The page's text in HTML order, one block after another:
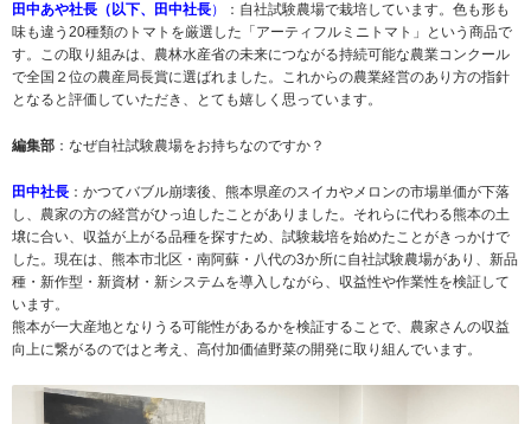
田中あや社長（以下、田中社長）
：自社試験農場で栽培しています。色も形も
味も違う20種類のトマトを厳選した「アーティフルミニトマト」という商品で
す。この取り組みは、農林水産省の未来につながる持続可能な農業コンクール
で全国２位の農産局長賞に選ばれました。これからの農業経営のあり方の指針
となると評価していただき、とても嬉しく思っています。
編集部 ：なぜ自社試験農場をお持ちなのですか？
田中社長 ：かつてバブル崩壊後、熊本県産のスイカやメロンの市場単価が下落
し、農家の方の経営がひっ迫したことがありました。それらに代わる熊本の土
壌に合い、収益が上がる品種を探すため、試験栽培を始めたことがきっかけで
した。現在は、熊本市北区・南阿蘇・八代の3か所に自社試験農場があり、新品
種・新作型・新資材・新システムを導入しながら、収益性や作業性を検証して
います。
熊本が一大産地となりうる可能性があるかを検証することで、農家さんの収益
向上に繋がるのではと考え、高付加価値野菜の開発に取り組んでいます。